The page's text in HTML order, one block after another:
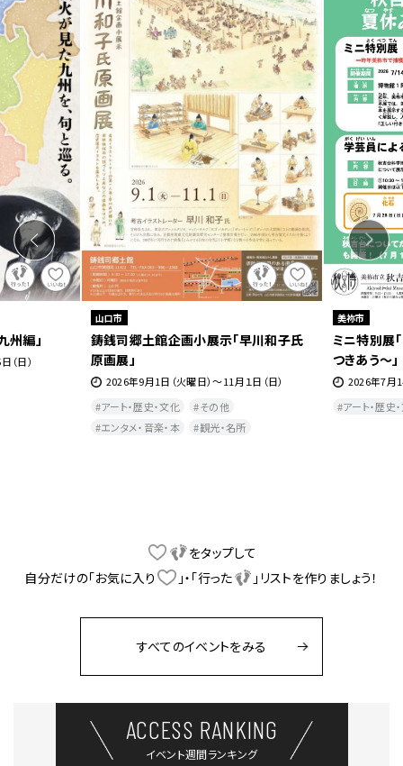
編」
（日）
山口市
鋳銭司郷土館企画小展示「早川和子氏
原画展」
2026年9月1日（火曜日）～11月１日（日）
アート・歴史・文化
その他
エンタメ・音楽・本
観光・名所
美祢市
ミニ特別展
つきあう～」
2026年7月
アート・歴史
をタップして
自分だけの「お気に入り
」・「行った 」リストを作りましょう！
すべてのイベントをみる
ACCESS RANKING
イベント週間ランキング